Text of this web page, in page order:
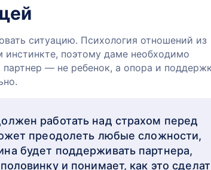
ситуацию. Психология отношений из
поэтому даме необходимо
— не ребенок, а опора и
работать над страхом перед
преодолеть любые сложности,
будет поддерживать партнера,
и понимает, как это